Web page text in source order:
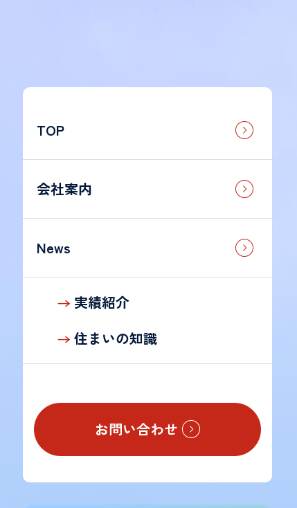
TOP
会社案内
News
実績紹介
住まいの知識
お問い合わせ